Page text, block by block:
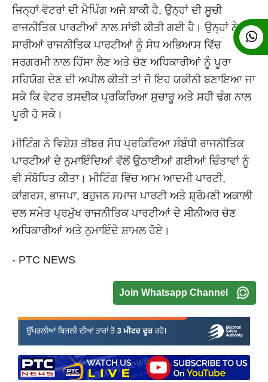
ਜਿਨ੍ਹਾਂ ਵੋਟਰਾਂ ਦੀ ਮੈਪਿੰਗ ਅਜੇ ਬਾਕੀ ਹੈ, ਉਨ੍ਹਾਂ ਦੀ ਸੂਚੀ
ਰਾਜਨੀਤਿਕ ਪਾਰਟੀਆਂ ਨਾਲ ਸਾਂਝੀ ਕੀਤੀ ਗਈ ਹੈ। ਉਨ੍ਹਾਂ ਨੇ
ਸਾਰੀਆਂ ਰਾਜਨੀਤਿਕ ਪਾਰਟੀਆਂ ਨੂੰ ਸੋਧ ਅਭਿਆਸ ਵਿੱਚ
ਸਰਗਰਮੀ ਨਾਲ ਹਿੱਸਾ ਲੈਣ ਅਤੇ ਚੋਣ ਅਧਿਕਾਰੀਆਂ ਨੂੰ ਪੂਰਾ
ਸਹਿਯੋਗ ਦੇਣ ਦੀ ਅਪੀਲ ਕੀਤੀ ਤਾਂ ਜੋ ਇਹ ਯਕੀਨੀ ਬਣਾਇਆ ਜਾ
ਸਕੇ ਕਿ ਵੋਟਰ ਤਸਦੀਕ ਪ੍ਰਕਿਰਿਆ ਸੁਚਾਰੂ ਅਤੇ ਸਹੀ ਢੰਗ ਨਾਲ
ਪੂਰੀ ਹੋ ਸਕੇ।
ਮੀਟਿੰਗ ਨੇ ਵਿਸ਼ੇਸ਼ ਤੀਬਰ ਸੋਧ ਪ੍ਰਕਿਰਿਆ ਸੰਬੰਧੀ ਰਾਜਨੀਤਿਕ
ਪਾਰਟੀਆਂ ਦੇ ਨੁਮਾਇੰਦਿਆਂ ਵੱਲੋਂ ਉਠਾਈਆਂ ਗਈਆਂ ਚਿੰਤਾਵਾਂ ਨੂੰ
ਵੀ ਸੰਬੋਧਿਤ ਕੀਤਾ। ਮੀਟਿੰਗ ਵਿੱਚ ਆਮ ਆਦਮੀ ਪਾਰਟੀ,
ਕਾਂਗਰਸ, ਭਾਜਪਾ, ਬਹੁਜਨ ਸਮਾਜ ਪਾਰਟੀ ਅਤੇ ਸ਼੍ਰੋਮਣੀ ਅਕਾਲੀ
ਦਲ ਸਮੇਤ ਪ੍ਰਮੁੱਖ ਰਾਜਨੀਤਿਕ ਪਾਰਟੀਆਂ ਦੇ ਸੀਨੀਅਰ ਚੋਣ
ਅਧਿਕਾਰੀਆਂ ਅਤੇ ਨੁਮਾਇੰਦੇ ਸ਼ਾਮਲ ਹੋਏ।
- PTC NEWS
Join Whatsapp Channel